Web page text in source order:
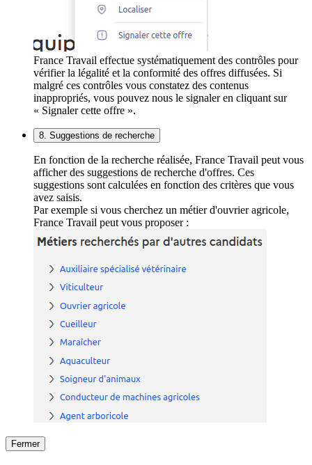
France Travail effectue systématiquement des contrôles pour
vérifier la légalité et la conformité des offres diffusées. Si
malgré ces contrôles vous constatez des contenus
inappropriés, vous pouvez nous le signaler en cliquant sur
« Signaler cette offre ».
8. Suggestions de recherche
En fonction de la recherche réalisée, France Travail peut vous
afficher des suggestions de recherche d'offres. Ces
suggestions sont calculées en fonction des critères que vous
avez saisis.
Par exemple si vous cherchez un métier d'ouvrier agricole,
France Travail peut vous proposer :
Fermer